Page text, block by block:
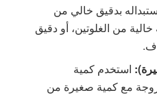
بدقيق خالي من
من الغلوتين، أو دقيق
: استخدم كمية
مع كمية صغيرة من